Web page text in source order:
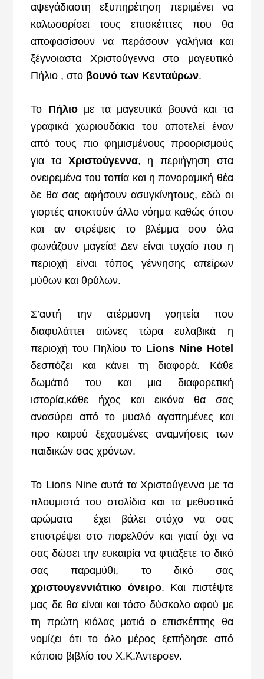
αψεγάδιαστη εξυπηρέτηση περιμένει να
καλωσορίσει τους επισκέπτες που θα
αποφασίσουν να περάσουν γαλήνια και
ξέγνοιαστα Χριστούγεννα στο μαγευτικό
Πήλιο , στο βουνό των Κενταύρων.
Το Πήλιομε τα μαγευτικά βουνά και τα
γραφικά χωριουδάκια του αποτελεί έναν
από τους πιο φημισμένους προορισμούς
για τα Χριστούγεννα, η περιήγηση στα
ονειρεμένα του τοπία και η πανοραμική θέα
δε θα σας αφήσουν ασυγκίνητους, εδώ οι
γιορτές αποκτούν άλλο νόημα καθώς όπου
και αν στρέψεις το βλέμμα σου όλα
φωνάζουν μαγεία! Δεν είναι τυχαίο που η
περιοχή είναι τόπος γέννησης απείρων
μύθων και θρύλων.
Σ’αυτή την ατέρμονη γοητεία που
διαφυλάττει αιώνες τώρα ευλαβικά η
περιοχή του Πηλίου το Lions Nine Hotel
δεσπόζει και κάνει τη διαφορά. Κάθε
δωμάτιό του και μια διαφορετική
ιστορία,κάθε ήχος και εικόνα θα σας
ανασύρει από το μυαλό αγαπημένες και
προ καιρού ξεχασμένες αναμνήσεις των
παιδικών σας χρόνων.
Το Lions Nine αυτά τα Χριστούγεννα με τα
πλουμιστά του στολίδια και τα μεθυστικά
αρώματα έχει βάλει στόχο να σας
επιστρέψει στο παρελθόν και γιατί όχι να
σας δώσει την ευκαιρία να φτιάξετε το δικό
σας παραμύθι, το δικό σας
χριστουγεννιάτικο όνειρο. Και πιστέψτε
μας δε θα είναι και τόσο δύσκολο αφού με
τη πρώτη κιόλας ματιά ο επισκέπτης θα
νομίζει ότι το όλο μέρος ξεπήδησε από
κάποιο βιβλίο του Χ.Κ.Άντερσεν.